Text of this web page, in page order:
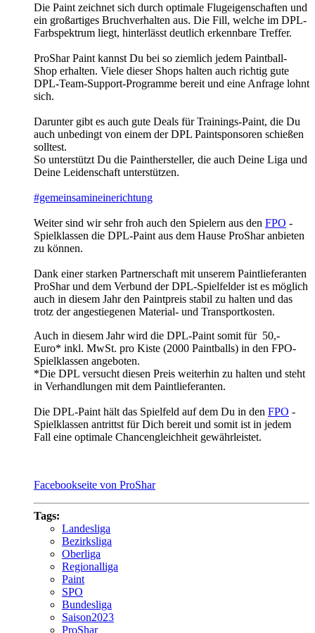
Die Paint zeichnet sich durch optimale Flugeigenschaften und
ein großartiges Bruchverhalten aus. Die Fill, welche im DPL-
Farbspektrum liegt, hinterlässt deutlich erkennbare Treffer.
ProShar Paint kannst Du bei so ziemlich jedem Paintball-
Shop erhalten. Viele dieser Shops halten auch richtig gute
DPL-Team-Support-Programme bereit und eine Anfrage lohnt
sich.
Darunter gibt es auch gute Deals für Trainings-Paint, die Du
auch unbedingt von einem der DPL Paintsponsoren schießen
solltest.
So unterstützt Du die Painthersteller, die auch Deine Liga und
Deine Leidenschaft unterstützen.
#gemeinsamineinerichtung
Weiter sind wir sehr froh auch den Spielern aus den FPO -
Spielklassen die DPL-Paint aus dem Hause ProShar anbieten
zu können.
Dank einer starken Partnerschaft mit unserem Paintlieferanten
ProShar und dem Verbund der DPL-Spielfelder ist es möglich
auch in diesem Jahr den Paintpreis stabil zu halten und das
trotz der angestiegenen Material- und Transportkosten.
Auch in diesem Jahr wird die DPL-Paint somit für 50,-
Euro* inkl. MwSt. pro Kiste (2000 Paintballs) in den FPO-
Spielklassen angeboten.
*Die DPL versucht diesen Preis weiterhin zu halten und steht
in Verhandlungen mit dem Paintlieferanten.
Die DPL-Paint hält das Spielfeld auf dem Du in den FPO -
Spielklassen antrittst für Dich bereit und somit ist in jedem
Fall eine optimale Chancengleichheit gewährleistet.
Facebookseite von ProShar
Tags:
Landesliga
Bezirksliga
Oberliga
Regionalliga
Paint
SPO
Bundesliga
Saison2023
ProShar